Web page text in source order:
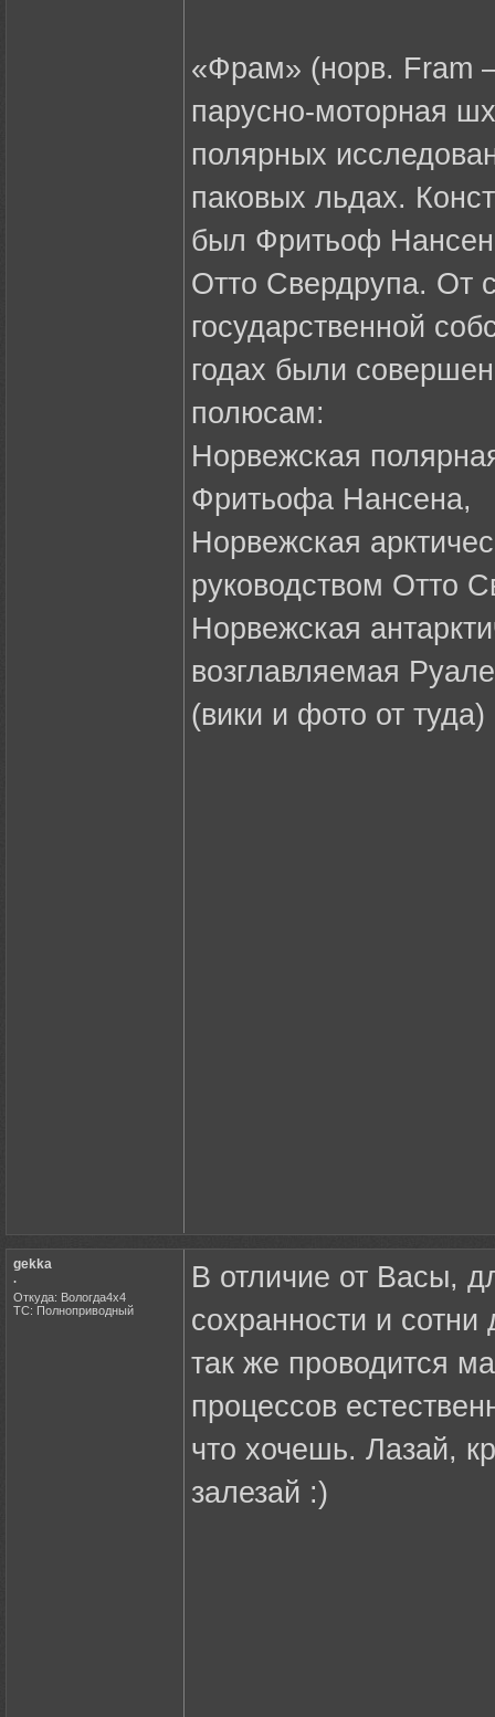
«Фрам» (норв. Fram
парусно-моторная
полярных
паковых льдах.
был Фритьоф
Отто Свердрупа. От
государственной
годах были
полюсам:
Норвежская
Фритьофа Нансена,
Норвежская
руководством Отто
Норвежская
возглавляемая
(вики и фото от туда)
gekka
.
Откуда: Вологда4х4
ТС: Полноприводный
В отличие от Васы,
сохранности и сотни
так же проводится
процессов
что хочешь. Лазай,
залезай :)